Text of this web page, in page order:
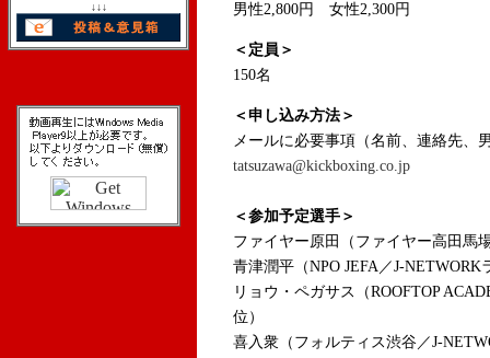
↓↓↓
男性2,800円 女性2,300円
＜定員＞
150名
＜申し込み方法＞
メールに必要事項（名前、連絡先、
tatsuzawa@kickboxing.co.jp
＜参加予定選手＞
ファイヤー原田（ファイヤー高田馬
青津潤平（NPO JEFA／J-NETWORK
リョウ・ペガサス（ROOFTOP
位）
喜入衆（フォルティス渋谷／J-